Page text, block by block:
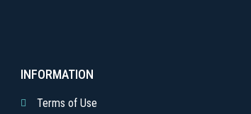
INFORMATION
Terms of Use